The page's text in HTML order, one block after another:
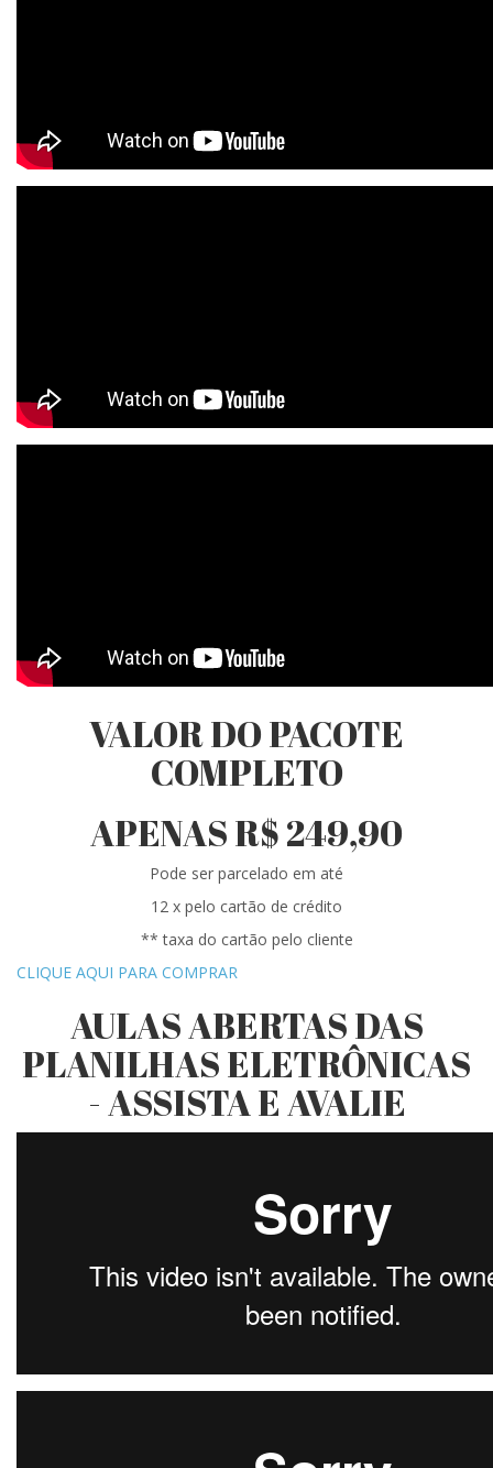
VALOR DO PACOTE
COMPLETO
APENAS R$ 249,90
Pode ser parcelado em até
12 x pelo cartão de crédito
** taxa do cartão pelo cliente
CLIQUE AQUI PARA COMPRAR
AULAS ABERTAS DAS
PLANILHAS ELETRÔNICAS
- ASSISTA E AVALIE